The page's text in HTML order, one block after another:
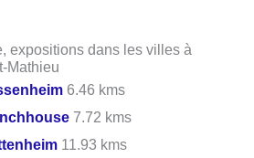
expositions dans les villes à
Mathieu
6.46 kms
7.72 kms
11.93 kms